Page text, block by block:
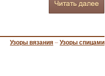
Узоры вязания – Узоры спицами